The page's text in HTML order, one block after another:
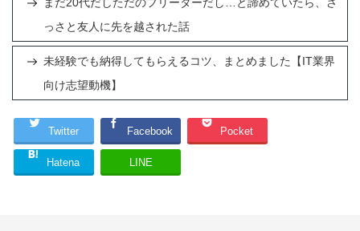
っさと友人に先を越された話
未経験でも納得してもらえるコツ、まとめました【IT業界
向け志望動機】
Twitter Facebook Pocket
Hatena LINE